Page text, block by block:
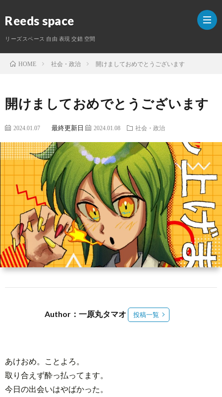
Reeds space
リーズスペース 自由 表現 交錯 空間
ー
ラ
タ
ー
紹
介
メ
ン
HOME 社会・政治 開けましておめでとうございます
開けましておめでとうございます
2024.01.07 最終更新日 2024.01.08 社会・政治
Author：一原丸タマオ 投稿一覧
あけおめ。ことよろ。
取り合えず酔っ払ってます。
今日の出会いはやばかった。